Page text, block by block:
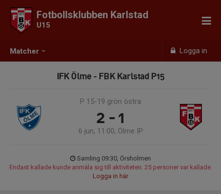
Matcher Logga in
Fotbollsklubben Karlstad
U15
IFK Ölme - FBK Karlstad P15
P 15-19 grön östra
2 - 1
6 jun, 11:00, Ölme IP
Samling 09:30, Örsholmen
Endast kallade kunde anmäla sig till aktiviteten. 25 personer var kallade.
Logga in här